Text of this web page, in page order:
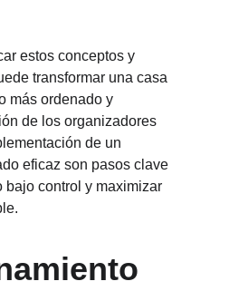
estos conceptos y
transformar una casa
más ordenado y
de los organizadores
de un
eficaz son pasos clave
bajo control y maximizar